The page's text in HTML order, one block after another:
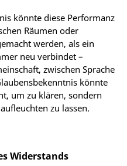
könnte diese Performanz
Räumen oder
werden, als ein
neu verbindet –
zwischen Sprache
könnte
um zu klären, sondern
zu lassen.
Widerstands